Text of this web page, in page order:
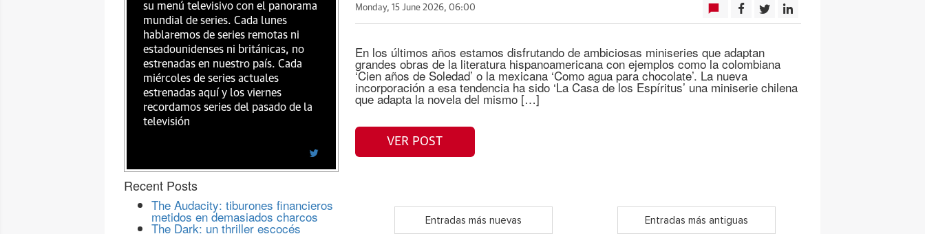
Monday, 15 June 2026, 06:00
En los últimos años estamos disfrutando de ambiciosas miniseries que adaptan
grandes obras de la literatura hispanoamericana con ejemplos como la colombiana
‘Cien años de Soledad’ o la mexicana ‘Como agua para chocolate’. La nueva
incorporación a esa tendencia ha sido ‘La Casa de los Espíritus’ una miniserie chilena
que adapta la novela del mismo […]
VER POST
Entradas más nuevas Entradas más antiguas
su menú televisivo con el panorama
mundial de series. Cada lunes
hablaremos de series remotas ni
estadounidenses ni británicas, no
estrenadas en nuestro país. Cada
miércoles de series actuales
estrenadas aquí y los viernes
recordamos series del pasado de la
televisión
Recent Posts
The Audacity: tiburones financieros
metidos en demasiados charcos
The Dark: un thriller escocés